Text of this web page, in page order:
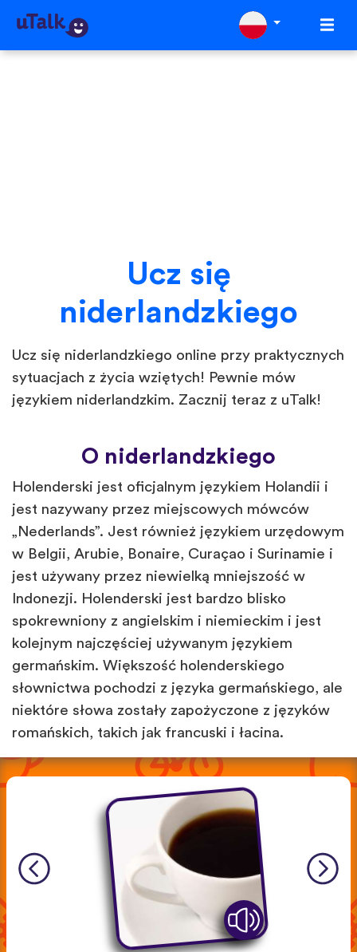
Ucz się
niderlandzkiego
Ucz się niderlandzkiego online przy praktycznych
sytuacjach z życia wziętych! Pewnie mów
językiem niderlandzkim. Zacznij teraz z uTalk!
O niderlandzkiego
Holenderski jest oficjalnym językiem Holandii i
jest nazywany przez miejscowych mówców
„Nederlands”. Jest również językiem urzędowym
w Belgii, Arubie, Bonaire, Curaçao i Surinamie i
jest używany przez niewielką mniejszość w
Indonezji. Holenderski jest bardzo blisko
spokrewniony z angielskim i niemieckim i jest
kolejnym najczęściej używanym językiem
germańskim. Większość holenderskiego
słownictwa pochodzi z języka germańskiego, ale
niektóre słowa zostały zapożyczone z języków
romańskich, takich jak francuski i łacina.